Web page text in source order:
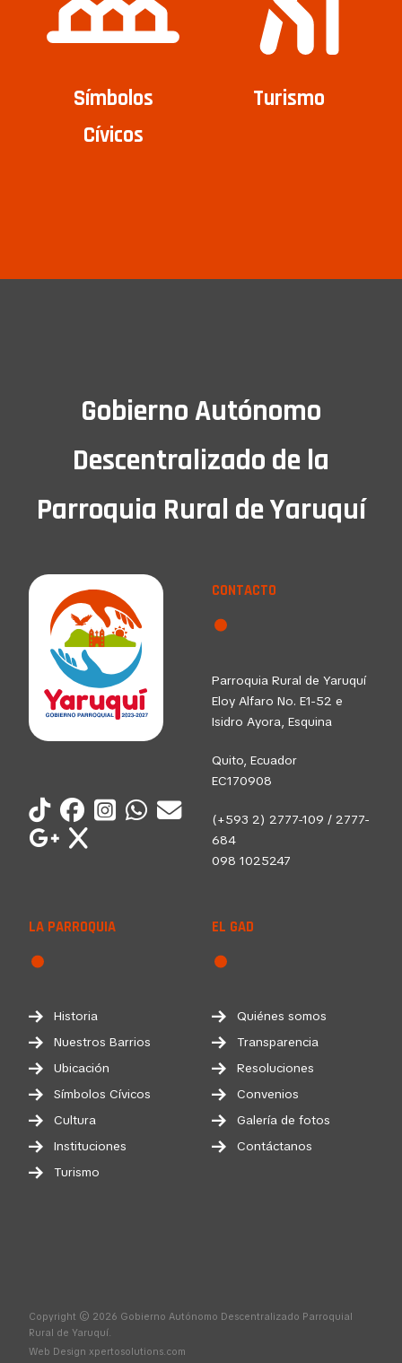
Símbolos
Cívicos
Turismo
Gobierno Autónomo
Descentralizado de la
Parroquia Rural de Yaruquí
CONTACTO
Parroquia Rural de Yaruquí
Eloy Alfaro No. E1-52 e
Isidro Ayora, Esquina
Quito, Ecuador
EC170908
(+593 2) 2777-109 / 2777-
684
098 1025247
LA PARROQUIA
Historia
Nuestros Barrios
Ubicación
Símbolos Cívicos
Cultura
Instituciones
Turismo
EL GAD
Quiénes somos
Transparencia
Resoluciones
Convenios
Galería de fotos
Contáctanos
Copyright © 2026 Gobierno Autónomo Descentralizado Parroquial
Rural de Yaruquí.
Web Design xpertosolutions.com